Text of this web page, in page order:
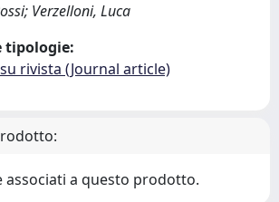
Verzelloni, Luca
tipologie:
rivista (Journal article)
associati a questo prodotto.